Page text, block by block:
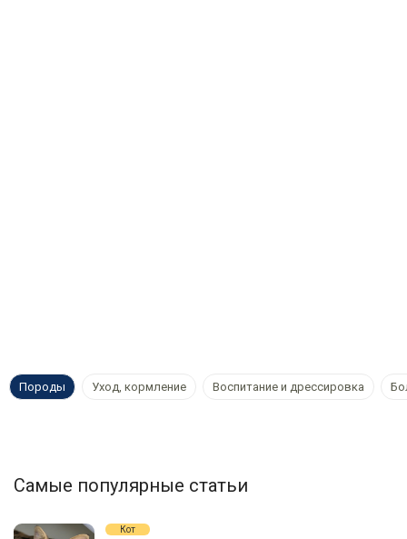
Породы Уход, кормление Воспитание и дрессировка
Самые популярные статьи
Кот